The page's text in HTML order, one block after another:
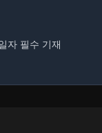
자 필수 기재